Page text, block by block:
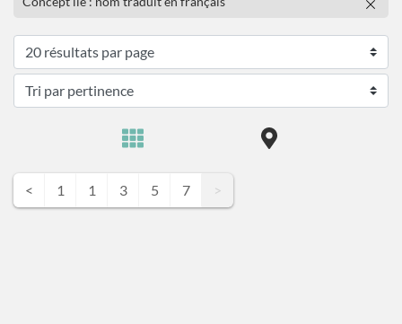
< 1 1 3 5 7 >